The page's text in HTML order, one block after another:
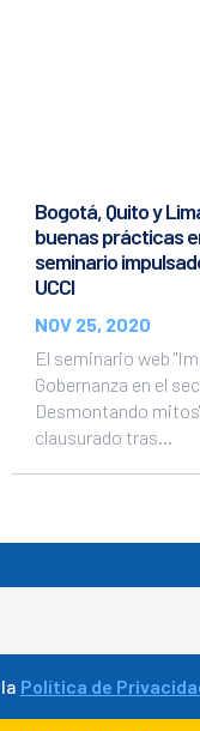
Bogotá, Quito y
buenas prácticas
seminario
UCCI
NOV 25, 2020
El seminario web
Gobernanza en el
Desmontando
clausurado tras...
Política de